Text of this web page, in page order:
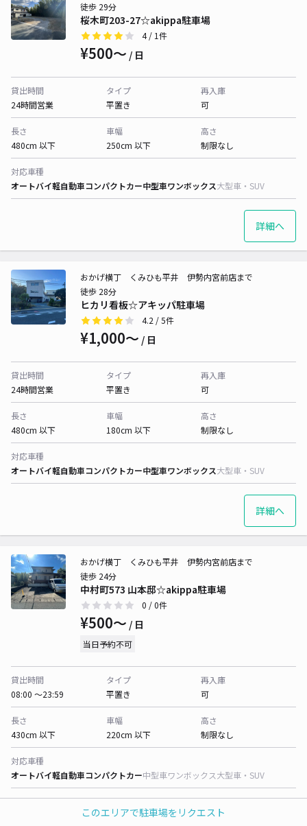
このエリアで駐車場をリクエスト
桜木町203-27☆akippa駐車場
徒歩 29分
4/ 1件
¥500〜 / 日
貸出時間
24時間営業
タイプ
平置き
再入庫
可
長さ
480cm 以下
車幅
250cm 以下
高さ
制限なし
対応車種
オートバイ軽自動車コンパクトカー中型車ワンボックス大型車・SUV
詳細へ
ヒカリ看板☆アキッパ駐車場
おかげ横丁 くみひも平井 伊勢内宮前店まで
徒歩 28分
4.2 / 5件
¥1,000〜 / 日
貸出時間
24時間営業
タイプ
平置き
再入庫
可
長さ
480cm 以下
車幅
180cm 以下
高さ
制限なし
対応車種
オートバイ軽自動車コンパクトカー中型車ワンボックス大型車・SUV
詳細へ
中村町573 山本邸☆akippa駐車場
おかげ横丁 くみひも平井 伊勢内宮前店まで
徒歩 24分
0 / 0件
¥500〜 / 日
当日予約不可
貸出時間
08:00 〜23:59
タイプ
平置き
再入庫
可
長さ
430cm 以下
車幅
220cm 以下
高さ
制限なし
対応車種
オートバイ軽自動車コンパクトカー中型車ワンボックス大型車・SUV